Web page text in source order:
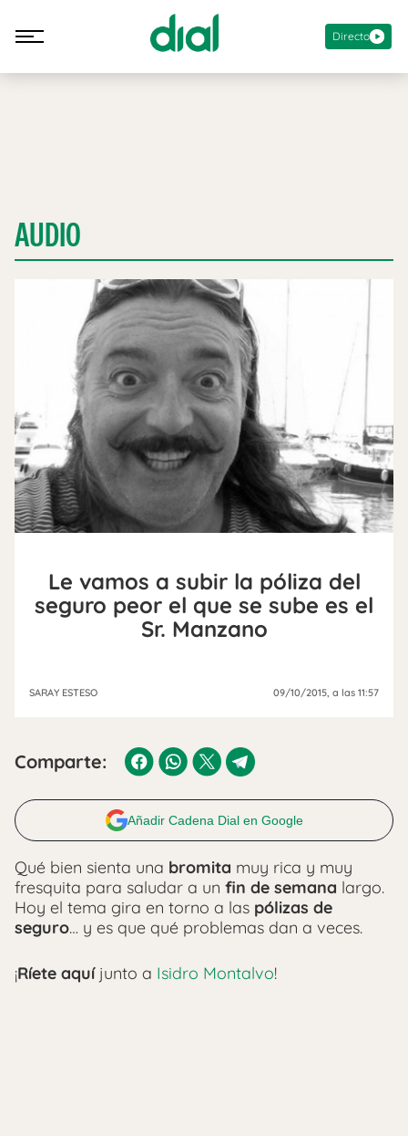
Directo
AUDIO
Le vamos a subir la póliza del
seguro peor el que se sube es el
Sr. Manzano
SARAY ESTESO 09/10/2015 , a las 11:57
Comparte:
Añadir Cadena Dial en Google
Qué bien sienta una bromita muy rica y muy
fresquita para saludar a un fin de semana largo.
Hoy el tema gira en torno a las pólizas de
seguro… y es que qué problemas dan a veces.
¡Ríete aquíjunto a Isidro Montalvo!